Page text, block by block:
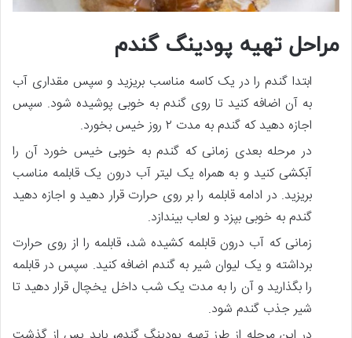
مراحل تهیه پودینگ گندم
ابتدا گندم را در یک کاسه مناسب بریزید و سپس مقداری آب
به آن اضافه کنید تا روی گندم به خوبی پوشیده شود. سپس
اجازه دهید که گندم به مدت ۲ روز خیس بخورد.
در مرحله بعدی زمانی که گندم به خوبی خیس خورد آن را
آبکشی کنید و به همراه یک لیتر آب درون یک قابلمه مناسب
بریزید. در ادامه قابلمه را بر روی حرارت قرار دهید و اجازه دهید
گندم به خوبی بپزد و لعاب بیندازد.
زمانی که آب درون قابلمه کشیده شد، قابلمه را از روی حرارت
برداشته و یک لیوان شیر به گندم اضافه کنید. سپس در قابلمه
را بگذارید و آن را به مدت یک شب داخل یخچال قرار دهید تا
شیر جذب گندم شود.